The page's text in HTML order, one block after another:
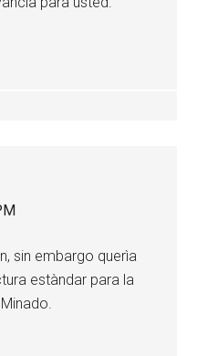
sin embargo querìa
estàndar para la